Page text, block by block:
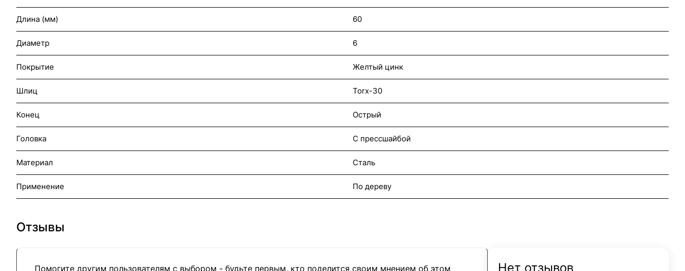
Длина (мм) 60
Диаметр 6
Покрытие Желтый цинк
Шлиц Torx-30
Конец Острый
Головка С прессшайбой
Материал Сталь
Применение По дереву
Отзывы
Помогите другим пользователям с выбором - будьте первым, кто поделится своим мнением об этом
Нет отзывов